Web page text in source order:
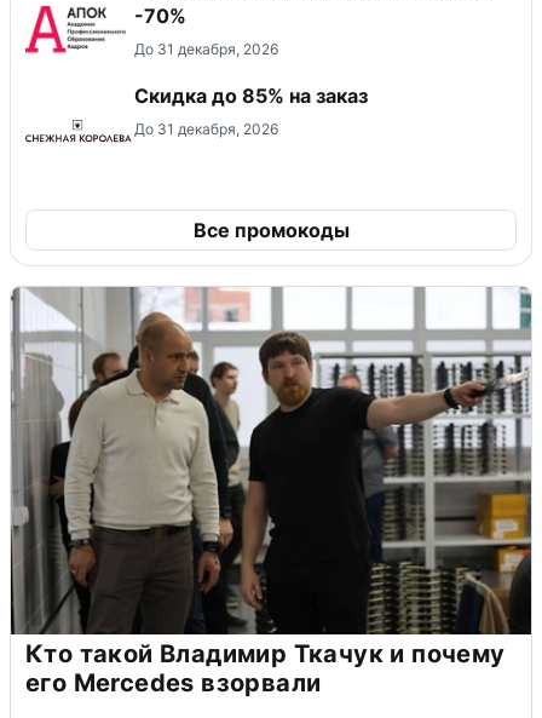
-70%
До 31 декабря, 2026
Скидка до 85% на заказ
До 31 декабря, 2026
Все промокоды
Кто такой Владимир Ткачук и почему
его Mercedes взорвали